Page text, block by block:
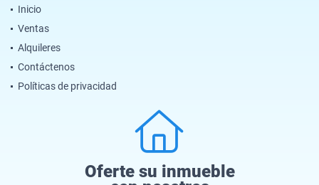
Inicio
Ventas
Alquileres
Contáctenos
Políticas de privacidad
Oferte su inmueble